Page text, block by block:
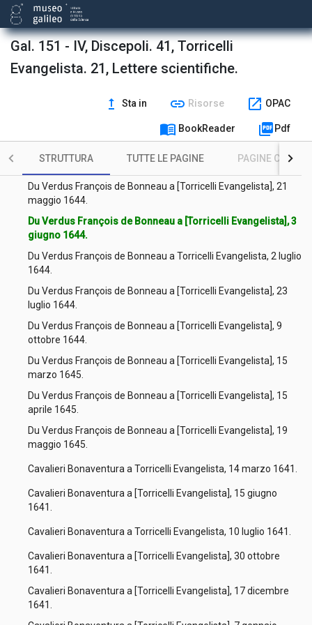
Gal. 151 - IV, Discepoli. 41, Torricelli
Evangelista. 21, Lettere scientifiche.
upgrade Sta in link Risorse open_in_new OPAC
menu_book BookReader picture_as_pdf Pdf
STRUTTURA TUTTE LE PAGINE PAGINE CON
Monconys Balthasar (de) a Torricelli Evangelista, 2 agosto
1647.
Renieri Giovanni Battista a [Torricelli Evangelista], 2 agosto
aprile 1644.
Du Verdus François de Bonneau a [Torricelli Evangelista], 21
maggio 1644.
Du Verdus François de Bonneau a [Torricelli Evangelista], 3
giugno 1644.
Du Verdus François de Bonneau a Torricelli Evangelista, 2 luglio
1644.
Du Verdus François de Bonneau a [Torricelli Evangelista], 23
luglio 1644.
Du Verdus François de Bonneau a [Torricelli Evangelista], 9
ottobre 1644.
Du Verdus François de Bonneau a [Torricelli Evangelista], 15
marzo 1645.
Du Verdus François de Bonneau a [Torricelli Evangelista], 15
aprile 1645.
Du Verdus François de Bonneau a [Torricelli Evangelista], 19
maggio 1645.
Cavalieri Bonaventura a Torricelli Evangelista, 14 marzo 1641.
Cavalieri Bonaventura a [Torricelli Evangelista], 15 giugno
1641.
Cavalieri Bonaventura a Torricelli Evangelista, 10 luglio 1641.
Cavalieri Bonaventura a [Torricelli Evangelista], 30 ottobre
1641.
Cavalieri Bonaventura a [Torricelli Evangelista], 17 dicembre
1641.